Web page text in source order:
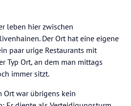
leben hier zwischen
Der Ort hat eine eigene
paar urige Restaurants mit
Typ Ort, an dem man mittags
immer sitzt.
Ort war übrigens kein